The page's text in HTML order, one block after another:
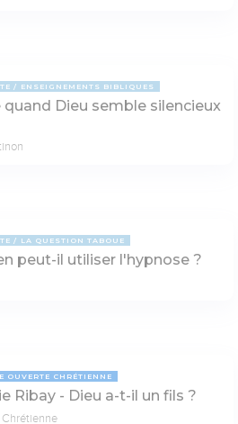
ENSEIGNEMENTS BIBLIQUES
quand Dieu semble silencieux
LA QUESTION TABOUE
peut-il utiliser l'hypnose ?
OUVERTE CHRÉTIENNE
Ribay - Dieu a-t-il un fils ?
Chrétienne